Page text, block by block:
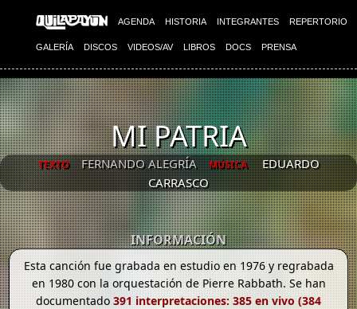
AGENDA HISTORIA INTEGRANTES REPERTORIO
GALERÍA DISCOS VIDEOS/AV LIBROS DOCS PRENSA
MI PATRIA
TEXTO FERNANDO ALEGRÍA MÚSICA
EDUARDO
CARRASCO
INFORMACIÓN
Esta canción fue grabada en estudio en 1976 y regrabada
en 1980 con la orquestación de Pierre Rabbath. Se han
documentado391 interpretaciones: 385 en vivo (384